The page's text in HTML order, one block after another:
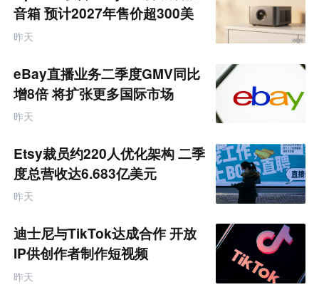
音箱 预计2027年售价超300美
元
昨天
eBay直播业务二季度GMV同比
增8倍 将扩张更多国际市场
昨天
Etsy裁员约220人优化架构 二季
度总营收达6.683亿美元
昨天
迪士尼与TikTok达成合作 开放
IP供创作者制作短视频
昨天